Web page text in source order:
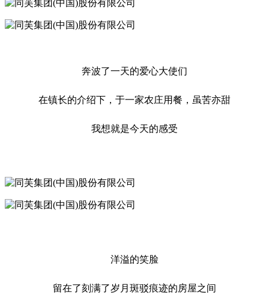
奔波了一天的爱心大使们
在镇长的介绍下，于一家农庄用餐，虽苦亦甜
我想就是今天的感受
洋溢的笑脸
留在了刻满了岁月斑驳痕迹的房屋之间